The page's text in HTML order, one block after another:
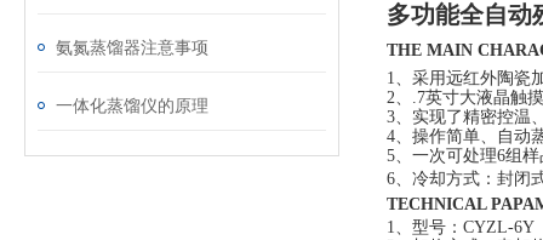
氨氮蒸馏器注意事项
一体化蒸馏仪的原理
多功能全自动
THE MAIN
1、采用远红外陶瓷
2、.7英寸大液晶触
3、实现了精密控温
4、操作简单、自动
5、一次可处理6组
6、冷却方式：封闭
TECHNICAL
1、型号：CYZL-6Y